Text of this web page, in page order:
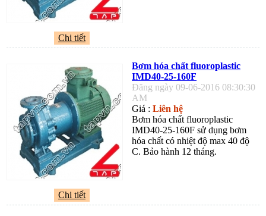
Chi tiết
Bơm hóa chất fluoroplastic
IMD40-25-160F
Đăng ngày 09-06-2016 08:30:30
AM
Giá : Liên hệ
Bơm hóa chất fluoroplastic
IMD40-25-160F sử dụng bơm
hóa chất có nhiệt độ max 40 độ
C. Bảo hành 12 tháng.
Chi tiết